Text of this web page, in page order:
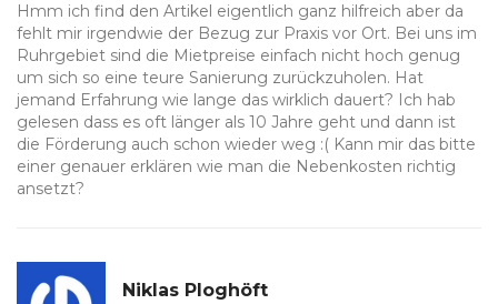
Hmm ich find den Artikel eigentlich ganz hilfreich aber da
fehlt mir irgendwie der Bezug zur Praxis vor Ort. Bei uns im
Ruhrgebiet sind die Mietpreise einfach nicht hoch genug
um sich so eine teure Sanierung zurückzuholen. Hat
jemand Erfahrung wie lange das wirklich dauert? Ich hab
gelesen dass es oft länger als 10 Jahre geht und dann ist
die Förderung auch schon wieder weg :( Kann mir das bitte
einer genauer erklären wie man die Nebenkosten richtig
ansetzt?
Niklas Ploghöft